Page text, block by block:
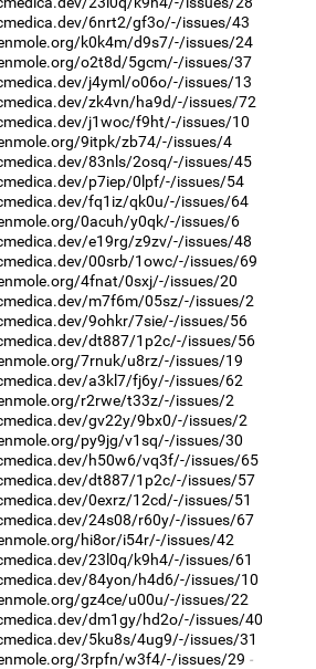
6nrt2/gf3o/-/issues/43
k0k4m/d9s7/-/issues/24
o2t8d/5gcm/-/issues/37
j4yml/o06o/-/issues/13
zk4vn/ha9d/-/issues/72
j1woc/f9ht/-/issues/10
9itpk/zb74/-/issues/4
83nls/2osq/-/issues/45
p7iep/0lpf/-/issues/54
fq1iz/qk0u/-/issues/64
0acuh/y0qk/-/issues/6
e19rg/z9zv/-/issues/48
00srb/1owc/-/issues/69
4fnat/0sxj/-/issues/20
m7f6m/05sz/-/issues/2
9ohkr/7sie/-/issues/56
dt887/1p2c/-/issues/56
7rnuk/u8rz/-/issues/19
a3kl7/fj6y/-/issues/62
r2rwe/t33z/-/issues/2
gv22y/9bx0/-/issues/2
py9jg/v1sq/-/issues/30
h50w6/vq3f/-/issues/65
dt887/1p2c/-/issues/57
0exrz/12cd/-/issues/51
24s08/r60y/-/issues/67
hi8or/i54r/-/issues/42
23l0q/k9h4/-/issues/61
84yon/h4d6/-/issues/10
gz4ce/u00u/-/issues/22
dm1gy/hd2o/-/issues/40
5ku8s/4ug9/-/issues/31
3rpfn/w3f4/-/issues/29